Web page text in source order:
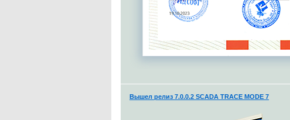
Вышел релиз 7.0.0.2 SCADA TRACE MODE 7